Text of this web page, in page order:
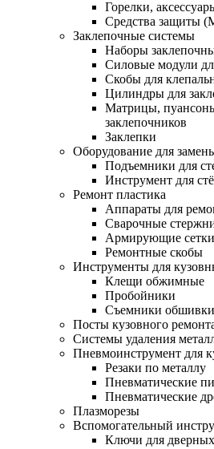
Горелки,
Средства защиты
Заклепочные системы
Наборы
Силовые модули
Скобы для
Цилиндры для
Матрицы,
заклепочников
Заклепки
Оборудование для
Подъемники для
Инструмент для
Ремонт пластика
Аппараты для
Сварочные
Армирующие сетки
Ремонтные скобы
Инструменты для
Клещи обжимные
Пробойники
Съемники
Посты кузовного
Системы удаления
Пневмоинструмент для
Резаки по металлу
Пневматические
Пневматические
Плазморезы
Вспомогательный
Ключи для